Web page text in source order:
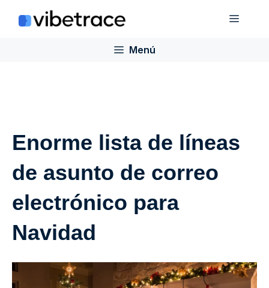
Menú
Menú
Enorme lista de líneas
de asunto de correo
electrónico para
Navidad